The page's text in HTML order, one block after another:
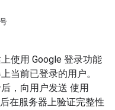
使用 Google 登录功能
当前已登录的用户。
，向用户发送 使用
在服务器上验证完整性